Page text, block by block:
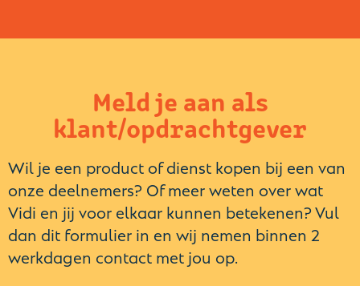
Meld je aan als
klant/opdrachtgever
Wil je een product of dienst kopen bij een van
onze deelnemers? Of meer weten over wat
Vidi en jij voor elkaar kunnen betekenen? Vul
dan dit formulier in en wij nemen binnen 2
werkdagen contact met jou op.